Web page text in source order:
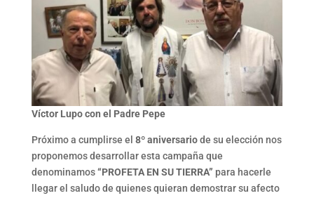
Víctor Lupo con el Padre Pepe
Próximo a cumplirse el 8º aniversariode su elección nos
proponemos desarrollar esta campaña que
denominamos“PROFETA EN SU TIERRA” para hacerle
llegar el saludo de quienes quieran demostrar su afecto